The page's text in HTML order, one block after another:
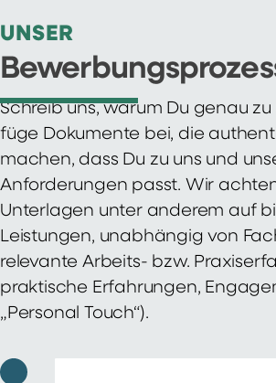
UNSER
Schreib uns, warum Du genau zu
füge Dokumente bei, die
machen, dass Du zu uns und
Anforderungen passt. Wir
Unterlagen unter anderem auf
Leistungen, unabhängig von
relevante Arbeits- bzw.
praktische Erfahrungen,
„Personal Touch“).